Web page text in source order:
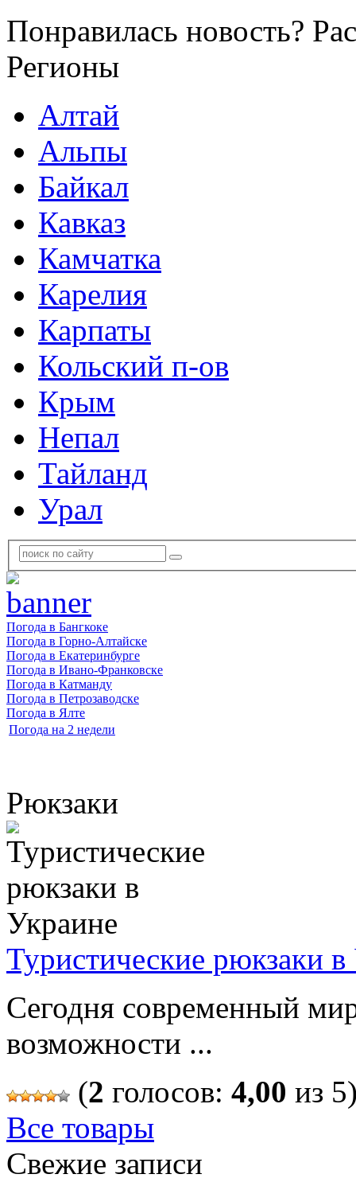
Понравилась новость?
Регионы
Алтай
Альпы
Байкал
Кавказ
Камчатка
Карелия
Карпаты
Кольский п-ов
Крым
Непал
Тайланд
Урал
Погода в Бангкоке
Погода в Горно-Алтайске
Погода в Екатеринбурге
Погода в Ивано-Франковске
Погода в Катманду
Погода в Петрозаводске
Погода в Ялте
Погода на 2 недели
Рюкзаки
Туристические рюкзаки
Сегодня современный
возможности ...
(2 голосов: 4,00 из
Все товары
Свежие записи